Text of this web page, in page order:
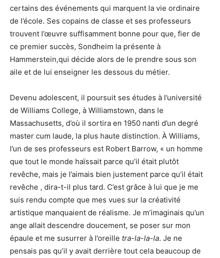
certains des événements qui marquent la vie ordinaire
de l’école. Ses copains de classe et ses professeurs
trouvent l’œuvre suffisamment bonne pour que, fier de
ce premier succès, Sondheim la présente à
Hammerstein,qui décide alors de le prendre sous son
aile et de lui enseigner les dessous du métier.
Devenu adolescent, il poursuit ses études à l’université
de Williams College, à Williamstown, dans le
Massachusetts, d’où il sortira en 1950 nanti d’un degré
master cum laude, la plus haute distinction. À Williams,
l’un de ses professeurs est Robert Barrow, « un homme
que tout le monde haïssait parce qu’il était plutôt
revêche, mais je l’aimais bien justement parce qu’il était
revêche , dira-t-il plus tard. C’est grâce à lui que je me
suis rendu compte que mes vues sur la créativité
artistique manquaient de réalisme. Je m’imaginais qu’un
ange allait descendre doucement, se poser sur mon
épaule et me susurrer à l’oreille tra-la-la-la. Je ne
pensais pas qu’il y avait derrière tout cela beaucoup de